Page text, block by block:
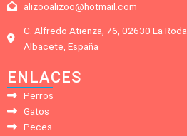
alizooalizoo@hotmail.com
C. Alfredo Atienza, 76, 02630 La Roda,
Albacete, España
ENLACES
Perros
Gatos
Peces